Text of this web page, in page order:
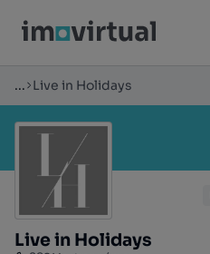
... Live in Holidays
Live in Holidays